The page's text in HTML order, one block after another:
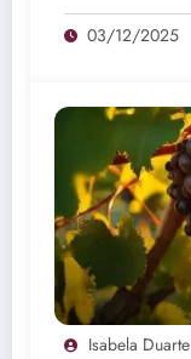
03/12/2025
Isabela Duarte